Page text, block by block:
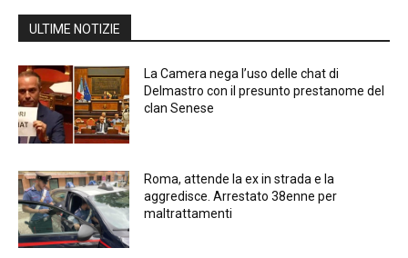
ULTIME NOTIZIE
La Camera nega l’uso delle chat di
Delmastro con il presunto prestanome del
clan Senese
Roma, attende la ex in strada e la
aggredisce. Arrestato 38enne per
maltrattamenti